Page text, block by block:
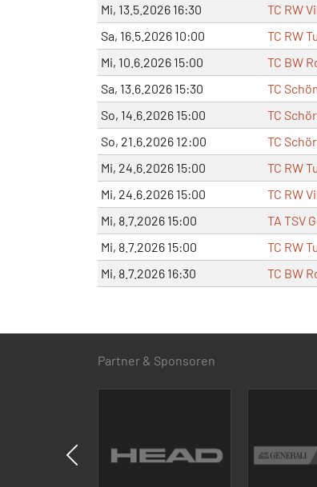
Mi, 13.5.2026 16:30
TC RW
Sa, 16.5.2026 10:00
TC RW
Mi, 10.6.2026 15:00
TC BW
Sa, 13.6.2026 15:30
TC
So, 14.6.2026 15:00
TC
So, 21.6.2026 12:00
TC
Mi, 24.6.2026 15:00
TC RW
Mi, 24.6.2026 15:00
TC RW
Mi, 8.7.2026 15:00
TA TSV
Mi, 8.7.2026 15:00
TC RW
Mi, 8.7.2026 16:30
TC BW
Partner & Sponsoren